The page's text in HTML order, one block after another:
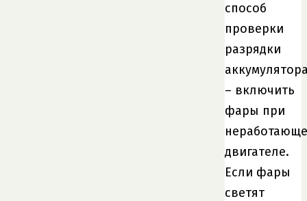
способ
проверки
разрядки
– включить
фары при
двигателе.
Если фары
светят